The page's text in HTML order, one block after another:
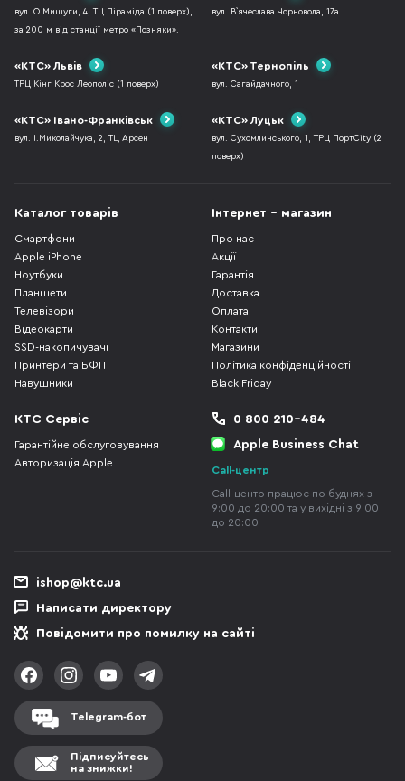
вул. О.Мишуги, 4, ТЦ Піраміда (1 поверх),
за 200 м від станції метро «Позняки».
вул. В`ячеслава Чорновола, 17а
«КТС» Львів
ТРЦ Кінг Крос Леополіс (1 поверх)
«КТС» Тернопіль
вул. Сагайдачного, 1
«КТС» Івано-Франківськ
вул. І.Миколайчука, 2, ТЦ Арсен
«КТС» Луцьк
вул. Сухомлинського, 1, ТРЦ ПортCity (2
поверх)
Каталог товарів
Смартфони
Apple iPhone
Ноутбуки
Планшети
Телевізори
Відеокарти
SSD-накопичувачі
Принтери та БФП
Навушники
Інтернет - магазин
Про нас
Акції
Гарантія
Доставка
Оплата
Контакти
Магазини
Політика конфіденційності
Black Friday
КТС Сервіс
Гарантійне обслуговування
Авторизація Apple
0 800 210-484
Apple Business Chat
Call-центр
Call-центр працює по буднях з
9:00 до 20:00 та у вихідні з 9:00
до 20:00
ishop@ktc.ua
Написати директору
Повідомити про помилку на сайті
Telegram-бот
Підписуйтесь
на знижки!